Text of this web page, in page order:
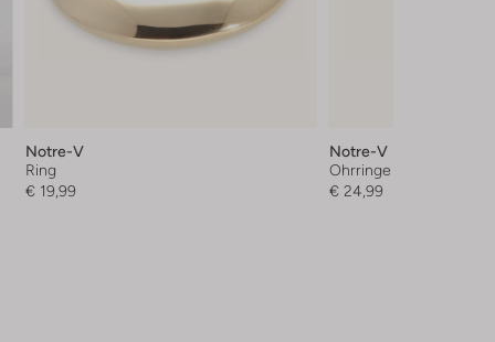
Notre-V
Ring
€ 19,99
Notre-V
Ohrringe
€ 24,99